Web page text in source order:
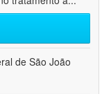
de São João